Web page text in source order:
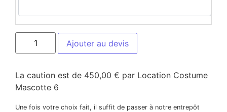
Ajouter au devis
La caution est de 450,00 € par Location Costume
Mascotte 6
Une fois votre choix fait, il suffit de passer à notre entrepôt